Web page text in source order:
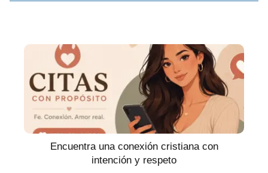
Encuentra una conexión cristiana con
intención y respeto